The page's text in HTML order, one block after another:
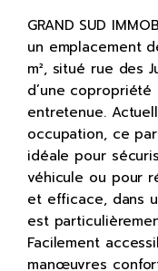
GRAND SUD
un emplacement
m², situé rue des
d’une
entretenue.
occupation, ce
idéale pour
véhicule ou pour
et efficace, dans
est
Facilement
manœuvres